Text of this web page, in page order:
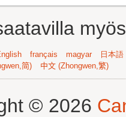
français magyar
日本
简) 中文 (Zhongwen,繁)
© 2026